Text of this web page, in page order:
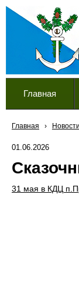
Главная
Главная › Новости
01.06.2026
31 мая в КДЦ